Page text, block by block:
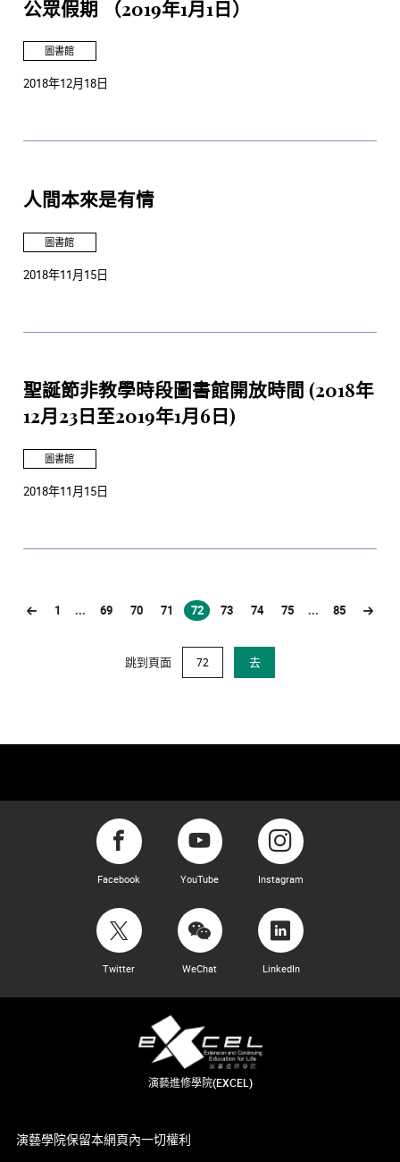
公眾假期 （2019年1月1日）
圖書館
2018年12月18日
人間本來是有情
圖書館
2018年11月15日
聖誕節非教學時段圖書館開放時間 (2018年
12月23日至2019年1月6日)
圖書館
2018年11月15日
1 ... 69 70 71 72
(current)
73 74 75 ... 85
跳到頁面 去
Facebook YouTube Instagram
Twitter WeChat LinkedIn
演藝進修學院(EXCEL)
演藝學院保留本網頁內一切權利